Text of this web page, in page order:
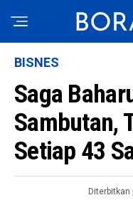
BISNES
Saga
Sambutan,
Setiap 43
Diterbitkan